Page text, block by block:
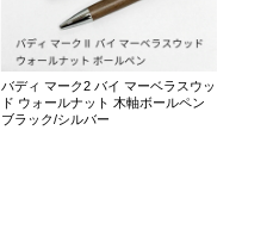
バディ マーク2 バイ マーベラスウッ
ド ウォールナット 木軸ボールペン
ブラック/シルバー